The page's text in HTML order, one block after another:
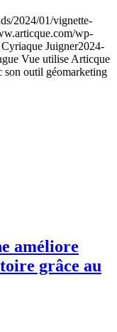
2024/01/vignette-
wp-
Cyriaque Juigner2024-
Vue utilise Articque
son outil géomarketing
améliore
grâce au